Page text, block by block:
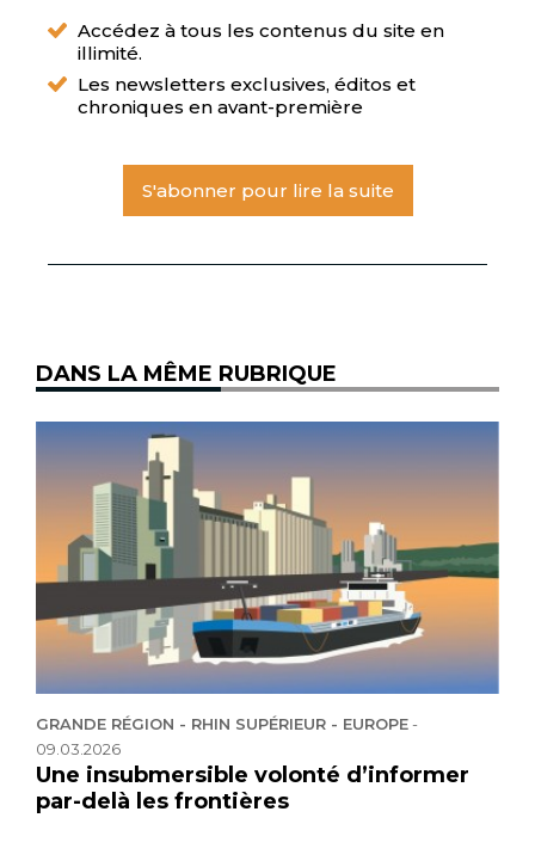
Accédez à tous les contenus du site en
illimité.
Les newsletters exclusives, éditos et
chroniques en avant-première
S'abonner pour lire la suite
DANS LA MÊME RUBRIQUE
GRANDE RÉGION - RHIN SUPÉRIEUR - EUROPE-
09.03.2026
Une insubmersible volonté d’informer
par-delà les frontières